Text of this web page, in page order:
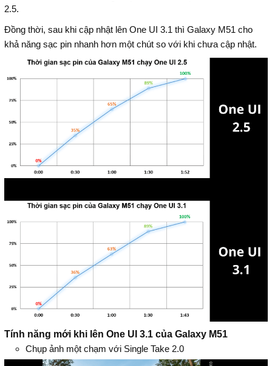
2.5.
Đồng thời, sau khi cập nhật lên One UI 3.1 thì Galaxy M51 cho
khả năng sạc pin nhanh hơn một chút so với khi chưa cập nhật.
Tính năng mới khi lên One UI 3.1 của Galaxy M51
Chụp ảnh một chạm với Single Take 2.0